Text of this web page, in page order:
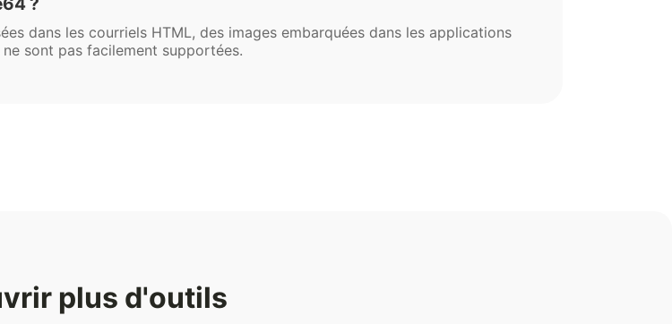
dans les courriels HTML, des images embarquées dans les applications
sont pas facilement supportées.
plus d'outils